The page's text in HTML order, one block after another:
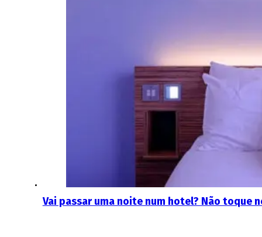
Vai passar uma noite num hotel? Não toque